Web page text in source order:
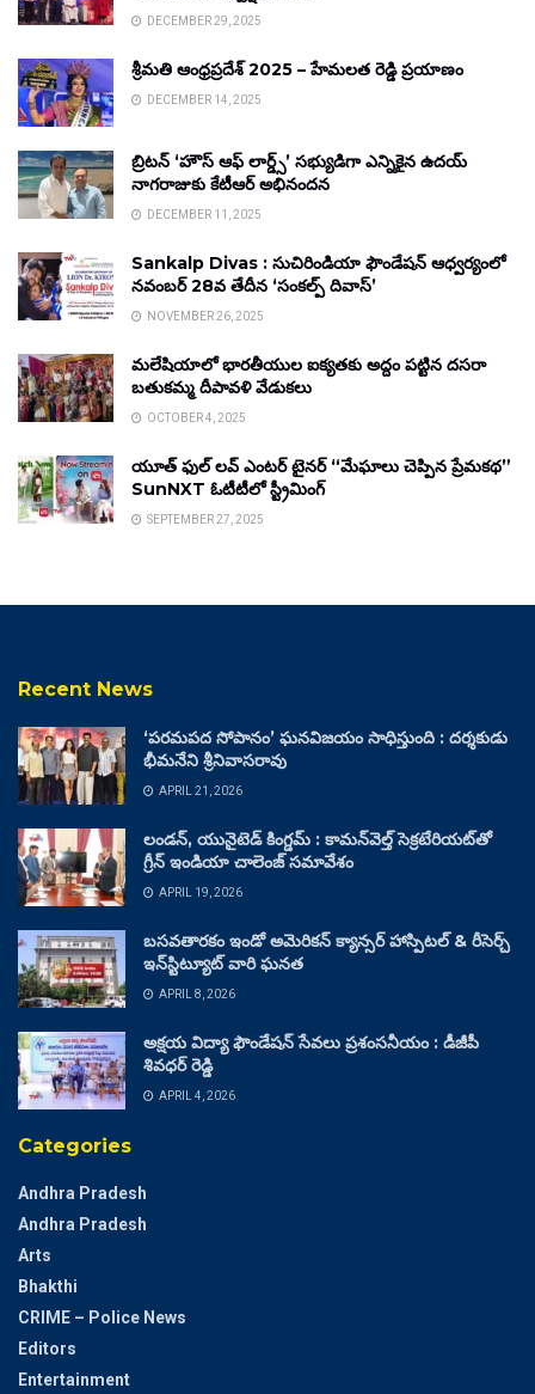
DECEMBER 29, 2025
శ్రీమతి ఆంధ్రప్రదేశ్ 2025 – హేమలత రెడ్డి ప్రయాణం
DECEMBER 14, 2025
బ్రిటన్ ‘హౌస్ ఆఫ్ లార్డ్స్’ సభ్యుడిగా ఎన్నికైన ఉదయ్
నాగరాజుకు కేటీఆర్ అభినందన
DECEMBER 11, 2025
Sankalp Divas : సుచిరిండియా ఫౌండేషన్ ఆధ్వర్యంలో
నవంబర్ 28వ తేదీన ‘సంకల్ప్ దివాస్’
NOVEMBER 26, 2025
మలేషియాలో భారతీయుల ఐక్యతకు అద్దం పట్టిన దసరా
బతుకమ్మ దీపావళి వేడుకలు
OCTOBER 4, 2025
యూత్ ఫుల్ లవ్ ఎంటర్ టైనర్ “మేఘాలు చెప్పిన ప్రేమకథ”
SunNXT ఓటీటీలో స్ట్రీమింగ్
SEPTEMBER 27, 2025
Recent News
‘పరమపద సోపానం’ ఘనవిజయం సాధిస్తుంది : దర్శకుడు
భీమనేని శ్రీనివాసరావు
APRIL 21, 2026
లండన్, యునైటెడ్ కింగ్డమ్ : కామన్‌వెల్త్ సెక్రటేరియట్‌తో
గ్రీన్ ఇండియా చాలెంజ్ సమావేశం
APRIL 19, 2026
బసవతారకం ఇండో అమెరికన్ క్యాన్సర్ హాస్పిటల్ & రీసెర్చ్
ఇన్‌స్టిట్యూట్ వారి ఘనత
APRIL 8, 2026
అక్షయ విద్యా ఫౌండేషన్ సేవలు ప్రశంసనీయం : డీజీపీ
శివధర్ రెడ్డి
APRIL 4, 2026
Categories
Andhra Pradesh
Andhra Pradesh
Arts
Bhakthi
CRIME – Police News
Editors
Entertainment